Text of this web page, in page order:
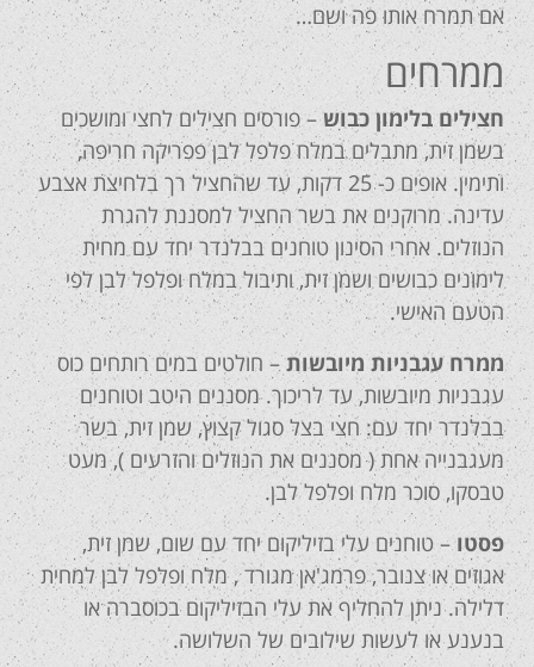
אם תמרח אותו פה ושם…
ממרחים
חצילים בלימון כבוש– פורסים חצילים לחצי ומושכים
בשמן זית, מתבלים במלח פלפל לבן פפריקה חריפה,
ותימין. אופים כ- 25 דקות, עד שהחציל רך בלחיצת אצבע
עדינה. מרוקנים את בשר החציל למסננת להגרת
הנוזלים. אחרי הסינון טוחנים בבלנדר יחד עם מחית
לימונים כבושים ושמן זית, ותיבול במלח ופלפל לבן לפי
הטעם האישי.
ממרח עגבניות מיובשות– חולטים במים רותחים כוס
עגבניות מיובשות, עד לריכוך. מסננים היטב וטוחנים
בבלנדר יחד עם: חצי בצל סגול קצוץ, שמן זית, בשר
מעגבנייה אחת ( מסננים את הנוזלים והזרעים ), מעט
טבסקו, סוכר מלח ופלפל לבן.
פסטו– טוחנים עלי בזיליקום יחד עם שום, שמן זית,
אגוזים או צנובר, פרמג'אן מגורד , מלח ופלפל לבן למחית
דלילה. ניתן להחליף את עלי הבזיליקום בכוסברה או
בנענע או לעשות שילובים של השלושה.